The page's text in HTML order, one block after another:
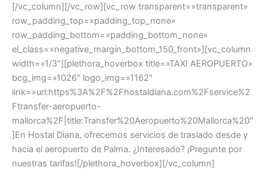
[/vc_column][/vc_row][vc_row transparent=»transparent»
row_padding_top=»padding_top_none»
row_padding_bottom=»padding_bottom_none»
el_class=»negative_margin_bottom_150_front»][vc_column
width=»1/3″][plethora_hoverbox title=»TAXI AEROPUERTO»
bcg_img=»1026″ logo_img=»1162″
link=»url:https%3A%2F%2Fhostaldiana.com%2Fservice%2
Ftransfer-aeropuerto-
mallorca%2F|title:Transfer%20Aeropuerto%20Mallorca%20″
]En Hostal Diana, ofrecemos servicios de traslado desde y
hacia el aeropuerto de Palma. ¿Interesado? ¡Pregunte por
nuestras tarifas![/plethora_hoverbox][/vc_column]